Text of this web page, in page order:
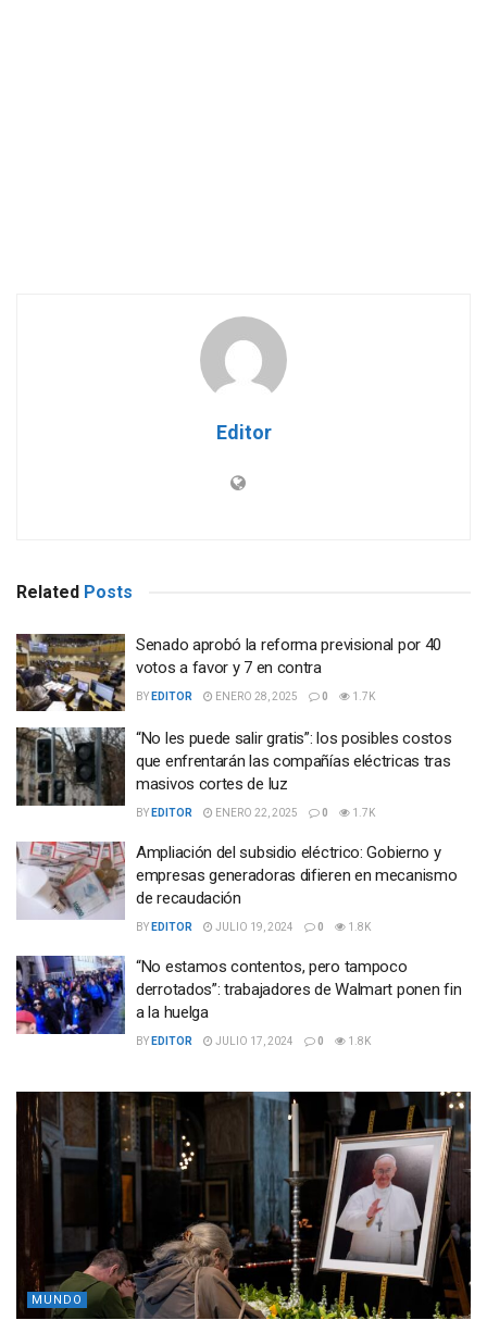
Editor
Related Posts
Senado aprobó la reforma previsional por 40
votos a favor y 7 en contra
BY EDITOR ENERO 28, 2025 0 1.7K
“No les puede salir gratis”: los posibles costos
que enfrentarán las compañías eléctricas tras
masivos cortes de luz
BY EDITOR ENERO 22, 2025 0 1.7K
Ampliación del subsidio eléctrico: Gobierno y
empresas generadoras difieren en mecanismo
de recaudación
BY EDITOR JULIO 19, 2024 0 1.8K
“No estamos contentos, pero tampoco
derrotados”: trabajadores de Walmart ponen fin
a la huelga
BY EDITOR JULIO 17, 2024 0 1.8K
MUNDO